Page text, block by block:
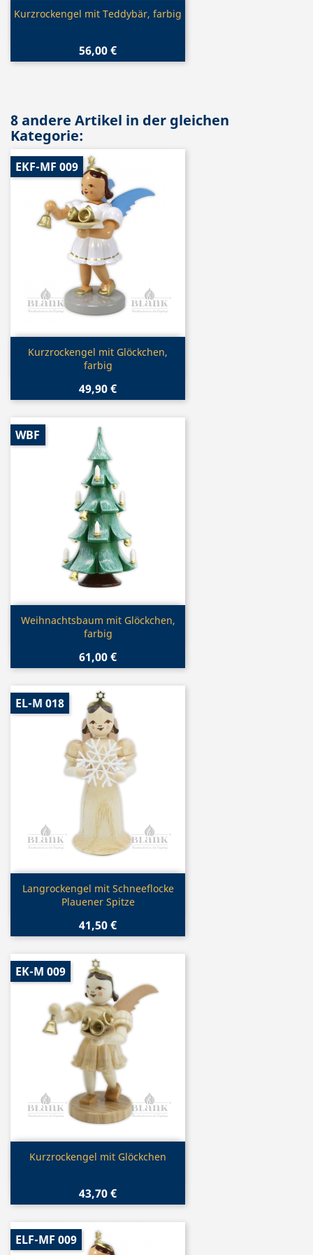
Vorschau
Kurzrockengel mit Teddybär, farbig
56,00 €
8 andere Artikel in der gleichen
Kategorie:
Vorschau
Kurzrockengel mit Glöckchen,
farbig
49,90 €
EKF-MF 009
Vorschau
Weihnachtsbaum mit Glöckchen,
farbig
61,00 €
WBF
Vorschau
Langrockengel mit Schneeflocke
Plauener Spitze
41,50 €
EL-M 018
Vorschau
Kurzrockengel mit Glöckchen
43,70 €
EK-M 009
ELF-MF 009